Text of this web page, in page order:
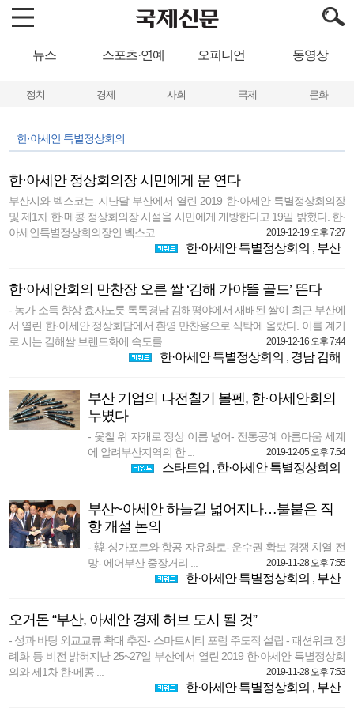
뉴스 스포츠·연예 오피니언 동영상
정치 경제 사회 국제 문화
한·아세안 특별정상회의
한·아세안 정상회의장 시민에게 문 연다
부산시와 벡스코는 지난달 부산에서 열린 2019 한·아세안 특별정상회의장
및 제1차 한·메콩 정상회의장 시설을 시민에게 개방한다고 19일 밝혔다. 한·
아세안특별정상회의장인 벡스코 ...
2019-12-19 오후 7:27
한·아세안 특별정상회의 , 부산
한·아세안회의 만찬장 오른 쌀 ‘김해 가야뜰 골드’ 뜬다
- 농가 소득 향상 효자노릇 톡톡경남 김해평야에서 재배된 쌀이 최근 부산에
서 열린 한·아세안 정상회담에서 환영 만찬용으로 식탁에 올랐다. 이를 계기
로 시는 김해쌀 브랜드화에 속도를 ...
2019-12-16 오후 7:44
한·아세안 특별정상회의 , 경남 김해
부산 기업의 나전칠기 볼펜, 한·아세안회의
누볐다
- 옻칠 위 자개로 정상 이름 넣어- 전통공예 아름다움 세계
에 알려부산지역의 한 ...
2019-12-05 오후 7:54
스타트업 , 한·아세안 특별정상회의
부산~아세안 하늘길 넓어지나…불붙은 직
항 개설 논의
- 韓-싱가포르와 항공 자유화로- 운수권 확보 경쟁 치열 전
망- 에어부산 중장거리 ...
2019-11-28 오후 7:55
한·아세안 특별정상회의 , 부산
오거돈 “부산, 아세안 경제 허브 도시 될 것”
- 성과 바탕 외교교류 확대 추진- 스마트시티 포럼 주도적 설립 - 패션위크 정
례화 등 비전 밝혀지난 25~27일 부산에서 열린 2019 한·아세안 특별정상회
의와 제1차 한·메콩 ...
2019-11-28 오후 7:53
한·아세안 특별정상회의 , 부산